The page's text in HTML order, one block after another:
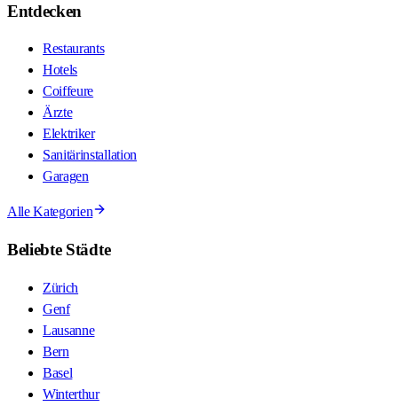
Entdecken
Restaurants
Hotels
Coiffeure
Ärzte
Elektriker
Sanitärinstallation
Garagen
Alle Kategorien
Beliebte Städte
Zürich
Genf
Lausanne
Bern
Basel
Winterthur